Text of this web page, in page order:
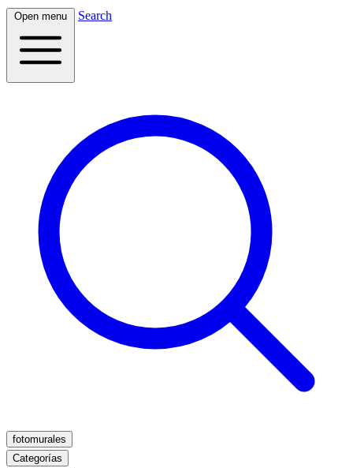
Open menu Search
fotomurales
Categorías